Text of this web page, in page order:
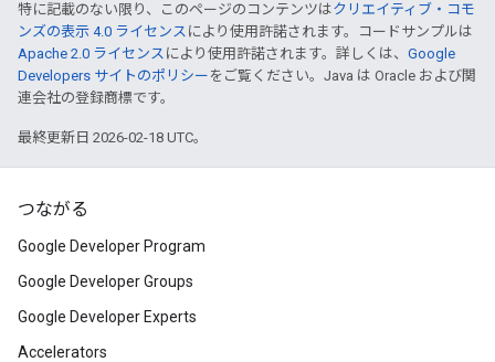
特に記載のない限り、このページのコンテンツはクリエイティブ・コモ
ンズの表示 4.0 ライセンス により使用許諾されます。コードサンプルは
Apache 2.0 ライセンス により使用許諾されます。詳しくは、 Google
Developers サイトのポリシー をご覧ください。Java は Oracle および関
連会社の登録商標です。
最終更新日 2026-02-18 UTC。
つながる
Google Developer Program
Google Developer Groups
Google Developer Experts
Accelerators